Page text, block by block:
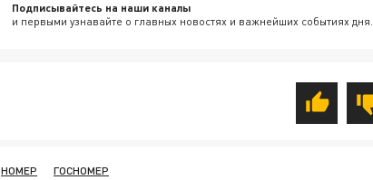
Подписывайтесь на наши каналы
и первыми узнавайте о главных новостях и важнейших событиях дня.
НОМЕР ГОСНОМЕР